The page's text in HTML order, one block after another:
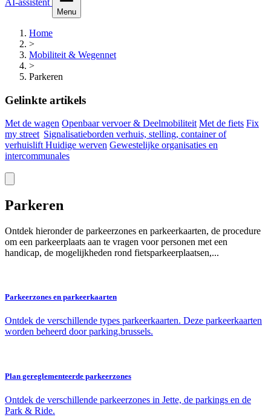
Menu
Home
>
Mobiliteit & Wegennet
>
Parkeren
Gelinkte artikels
Met de wagen Openbaar vervoer & Deelmobiliteit Met de fiets Fix
my street Signalisatieborden verhuis, stelling, container of
verhuislift Huidige werven Gewestelijke organisaties en
intercommunales
Parkeren
Ontdek hieronder de parkeerzones en parkeerkaarten, de procedure
om een parkeerplaats aan te vragen voor personen met een
handicap, de mogelijkheden rond fietsparkeerplaatsen,...
Parkeerzones en parkeerkaarten
Ontdek de verschillende types parkeerkaarten. Deze parkeerkaarten
worden beheerd door parking.brussels.
Plan gereglementeerde parkeerzones
Ontdek de verschillende parkeerzones in Jette, de parkings en de
Park & Ride.